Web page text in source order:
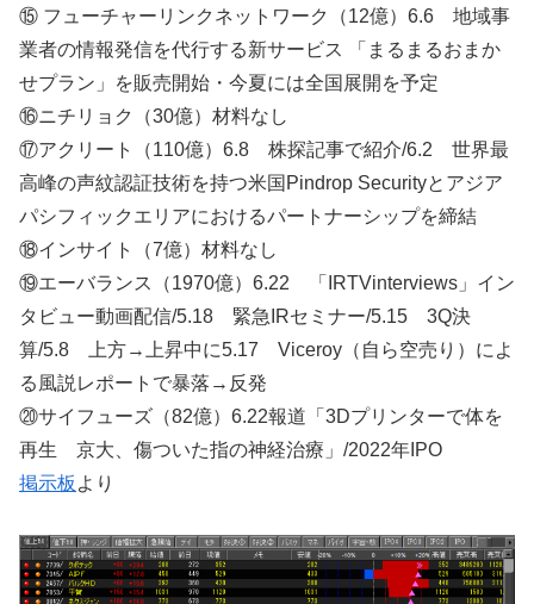
⑮ フューチャーリンクネットワーク（12億）6.6 地域事
業者の情報発信を代⾏する新サービス 「まるまるおまか
せプラン」を販売開始・今夏には全国展開を予定
⑯ニチリョク（30億）材料なし
⑰アクリート（110億）6.8 株探記事で紹介/6.2 世界最
高峰の声紋認証技術を持つ米国Pindrop Securityとアジア
パシフィックエリアにおけるパートナーシップを締結
⑱インサイト（7億）材料なし
⑲エーバランス（1970億）6.22 「IRTVinterviews」イン
タビュー動画配信/5.18 緊急IRセミナー/5.15 3Q決
算/5.8 上方→上昇中に5.17 Viceroy（自ら空売り）によ
る風説レポートで暴落→反発
⑳サイフューズ（82億）6.22報道「3Dプリンターで体を
再生 京大、傷ついた指の神経治療」/2022年IPO
掲示板 より